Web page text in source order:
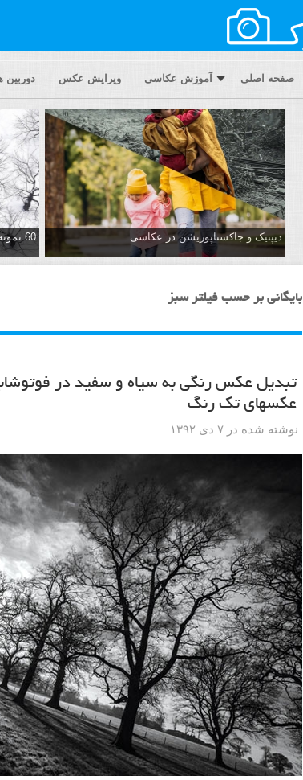
صفحه اصلی آموزش عکاسی ویرایش عکس دوربین
دیپتیک و جاکستا‌پوزیشن در عکاسی 60 نمونه عکس سبک ماکسیمالیسم
بایگانی بر حسب فیلتر سبز
تبدیل عکس رنگی به سیاه و سفید در
عکسهای تک رنگ
نوشته شده در ۷ دی ۱۳۹۲